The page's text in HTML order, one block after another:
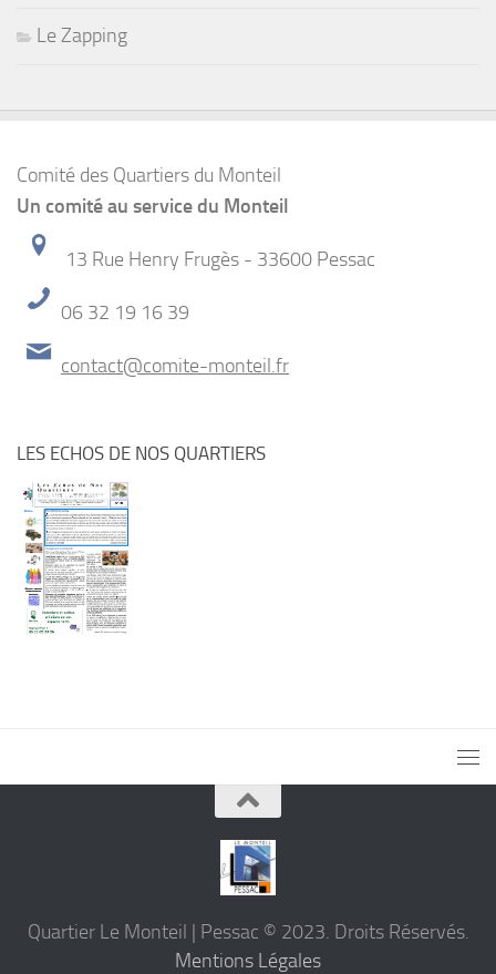
Le Zapping
Comité des Quartiers du Monteil
Un comité au service du Monteil
13 Rue Henry Frugès - 33600 Pessac
06 32 19 16 39
contact@comite-monteil.fr
LES ECHOS DE NOS QUARTIERS
Quartier Le Monteil | Pessac © 2023. Droits Réservés.
Mentions Légales